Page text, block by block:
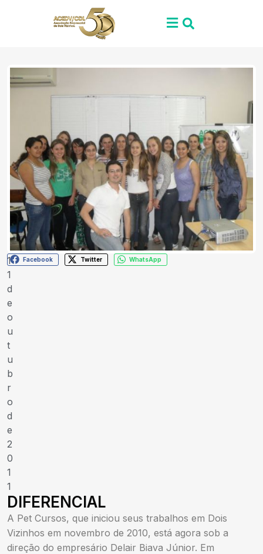
1
1
d
e
o
u
t
u
b
r
o
d
e
2
0
1
1
Facebook Twitter WhatsApp
DIFERENCIAL
A Pet Cursos, que iniciou seus trabalhos em Dois
Vizinhos em novembro de 2010, está agora sob a
direção do empresário Delair Biava Júnior. Em